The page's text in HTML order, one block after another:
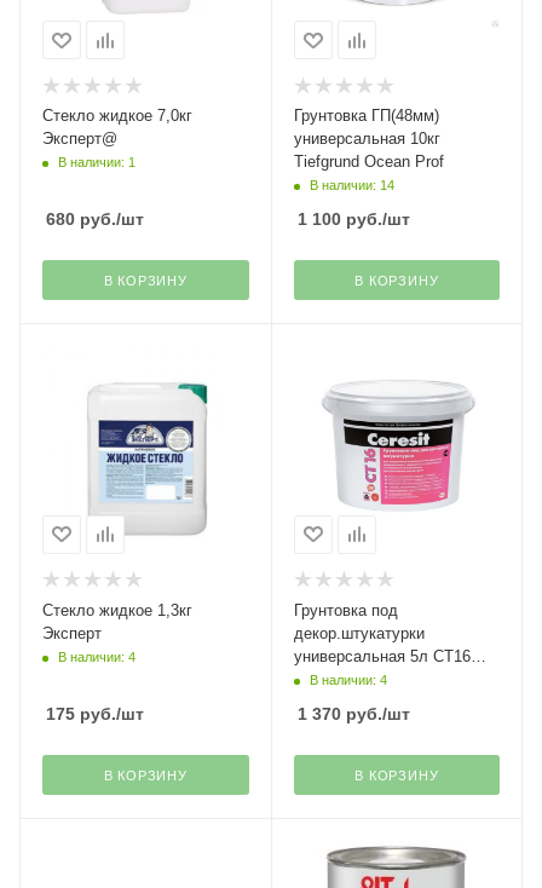
Стекло жидкое 7,0кг
Эксперт@
В наличии: 1
680 руб./шт
В КОРЗИНУ
Грунтовка ГП(48мм)
универсальная 10кг
Tiefgrund Ocean Prof
В наличии: 14
1 100руб./шт
В КОРЗИНУ
Стекло жидкое 1,3кг
Эксперт
В наличии: 4
175 руб./шт
В КОРЗИНУ
Грунтовка под
декор.штукатурки
универсальная 5л СТ16
Ceresit Henkel
В наличии: 4
1 370руб./шт
В КОРЗИНУ